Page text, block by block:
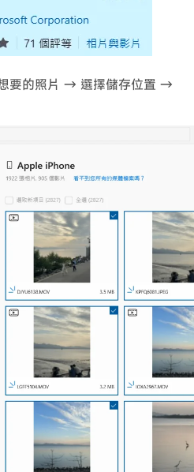
要的照片 → 選擇儲存位置 →